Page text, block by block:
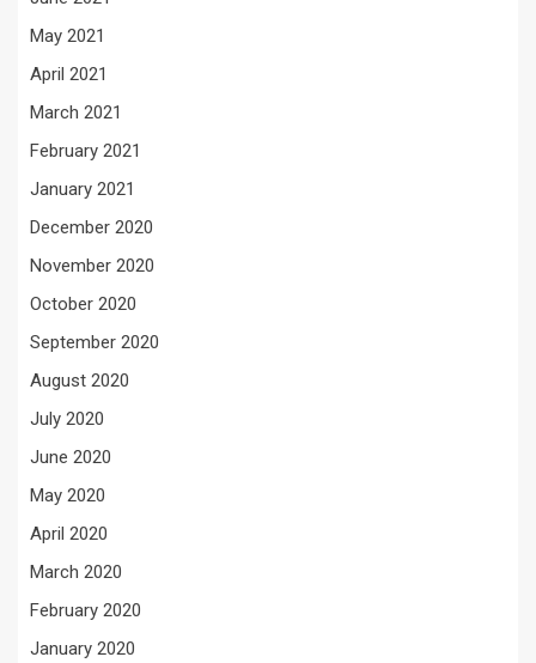
May 2021
April 2021
March 2021
February 2021
January 2021
December 2020
November 2020
October 2020
September 2020
August 2020
July 2020
June 2020
May 2020
April 2020
March 2020
February 2020
January 2020